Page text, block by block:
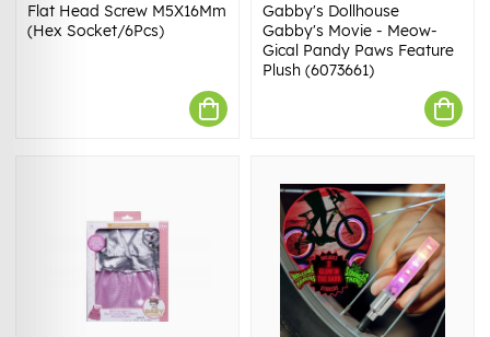
Flat Head Screw M5X16Mm
(Hex Socket/6Pcs)
Gabby's Dollhouse
Gabby's Movie - Meow-
Gical Pandy Paws Feature
Plush (6073661)